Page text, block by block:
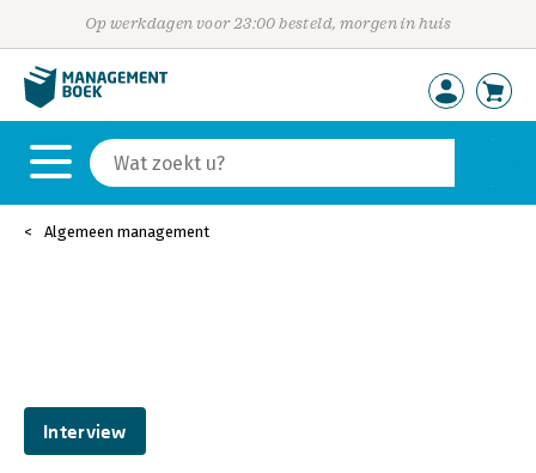
Op werkdagen voor 23:00 besteld, morgen in huis
Algemeen management
Interview